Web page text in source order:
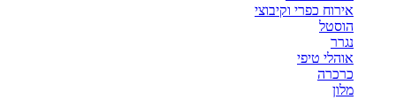
אירוח כפרי וקיבוצי
הוסטל
נגרר
אוהלי טיפי
כרכרה
מלון